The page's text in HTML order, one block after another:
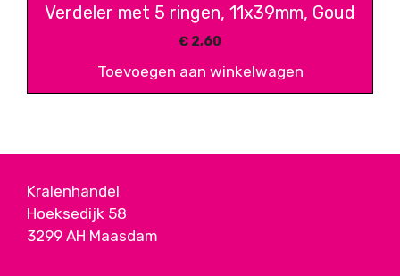
Verdeler met 5 ringen, 11x39mm, Goud
€ 2,60
Toevoegen aan winkelwagen
Kralenhandel
Hoeksedijk 58
3299 AH Maasdam